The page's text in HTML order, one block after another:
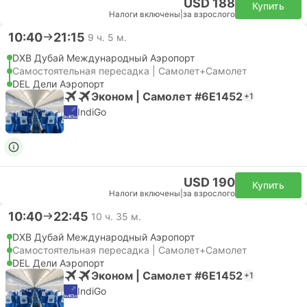
USD 188
Налоги включены за взрослого
Купить
10:40 21:15 9 ч. 5 м.
DXB Дубай Международный Аэропорт
Самостоятельная пересадка | Самолет+Самолет
DEL Дели Аэропорт
Эконом | Самолет #6E1452 +1
IndiGo
USD 190
Налоги включены за взрослого
Купить
10:40 22:45 10 ч. 35 м.
DXB Дубай Международный Аэропорт
Самостоятельная пересадка | Самолет+Самолет
DEL Дели Аэропорт
Эконом | Самолет #6E1452 +1
IndiGo